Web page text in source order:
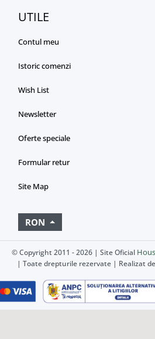
UTILE
Contul meu
Istoric comenzi
Wish List
Newsletter
Oferte speciale
Formular retur
Site Map
RON
© Copyright 2011 - 2026 | Site Oficial
| Toate drepturile rezervate | Realizat de